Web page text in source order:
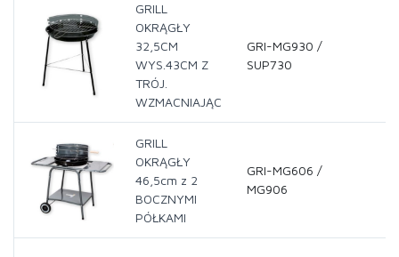
GRILL
OKRĄGŁY
32,5CM
WYS.43CM Z
TRÓJ.
WZMACNIAJĄC
GRI-MG930 /
SUP730
GRILL
OKRĄGŁY
46,5cm z 2
BOCZNYMI
PÓŁKAMI
GRI-MG606 /
MG906